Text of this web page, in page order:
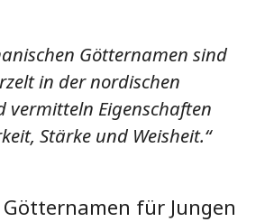
Götternamen sind
in der nordischen
vermitteln Eigenschaften
Stärke und Weisheit.“
für Jungen